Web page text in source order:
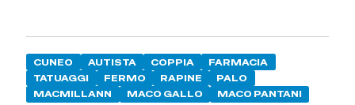
CUNEO AUTISTA COPPIA
FARMACIA
TATUAGGI
FERMO RAPINE
PALO
MACMILLANN
MACO GALLO MACO PANTANI